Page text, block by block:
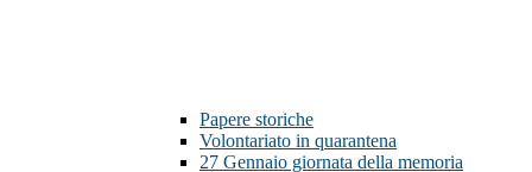
Papere storiche
Volontariato in quarantena
27 Gennaio giornata della memoria